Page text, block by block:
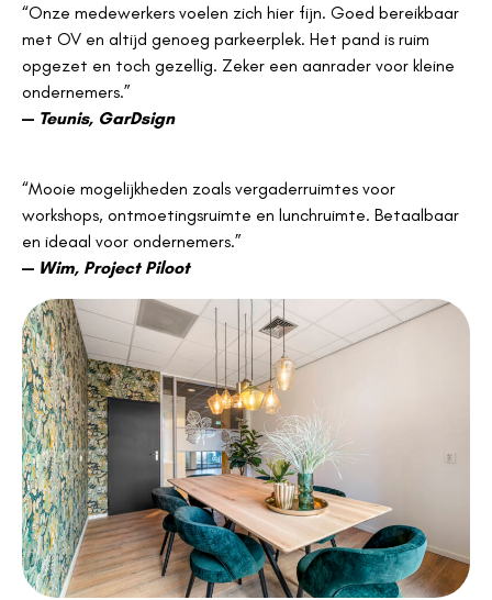
“Onze medewerkers voelen zich hier fijn. Goed bereikbaar
met OV en altijd genoeg parkeerplek. Het pand is ruim
opgezet en toch gezellig. Zeker een aanrader voor kleine
ondernemers.”
— Teunis, GarDsign
“Mooie mogelijkheden zoals vergaderruimtes voor
workshops, ontmoetingsruimte en lunchruimte. Betaalbaar
en ideaal voor ondernemers.”
— Wim, Project Piloot